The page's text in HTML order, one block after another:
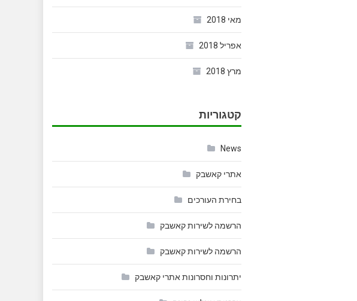
מאי 2018
אפריל 2018
מרץ 2018
קטגוריות
News
אתרי קאשבק
בחירת העורכים
הרשמה לשירות קאשבק
הרשמה לשירות קאשבק
יתרונות וחסרונות אתרי קאשבק